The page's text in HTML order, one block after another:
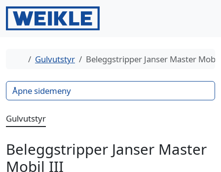
Gå til innhold
Gå til bunntekst
HjemGulvutstyr Beleggstripper Janser Master
Gulvutstyr
Beleggstripper Janser Master
Mobil III
Åpne sidemeny